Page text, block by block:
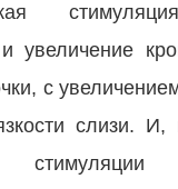
увеличение
с
слизи. И,
стимуляции